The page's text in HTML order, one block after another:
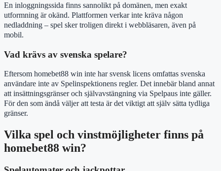
En inloggningssida finns sannolikt på domänen, men exakt
utformning är okänd. Plattformen verkar inte kräva någon
nedladdning – spel sker troligen direkt i webbläsaren, även på
mobil.
Vad krävs av svenska spelare?
Eftersom homebet88 win inte har svensk licens omfattas svenska
användare inte av Spelinspektionens regler. Det innebär bland annat
att insättningsgränser och självavstängning via Spelpaus inte gäller.
För den som ändå väljer att testa är det viktigt att själv sätta tydliga
gränser.
Vilka spel och vinstmöjligheter finns på
homebet88 win?